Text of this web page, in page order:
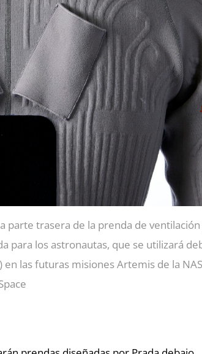
parte trasera de la prenda de
para los astronautas, que se utilizará
las futuras misiones Artemis de la